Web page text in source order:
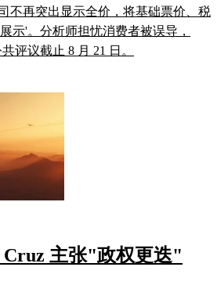
不再突出显示全价，将基础票价、税
示'。分析师担忧消费者被误导，
评议截止 8 月 21 日。
主张"政权更迭"